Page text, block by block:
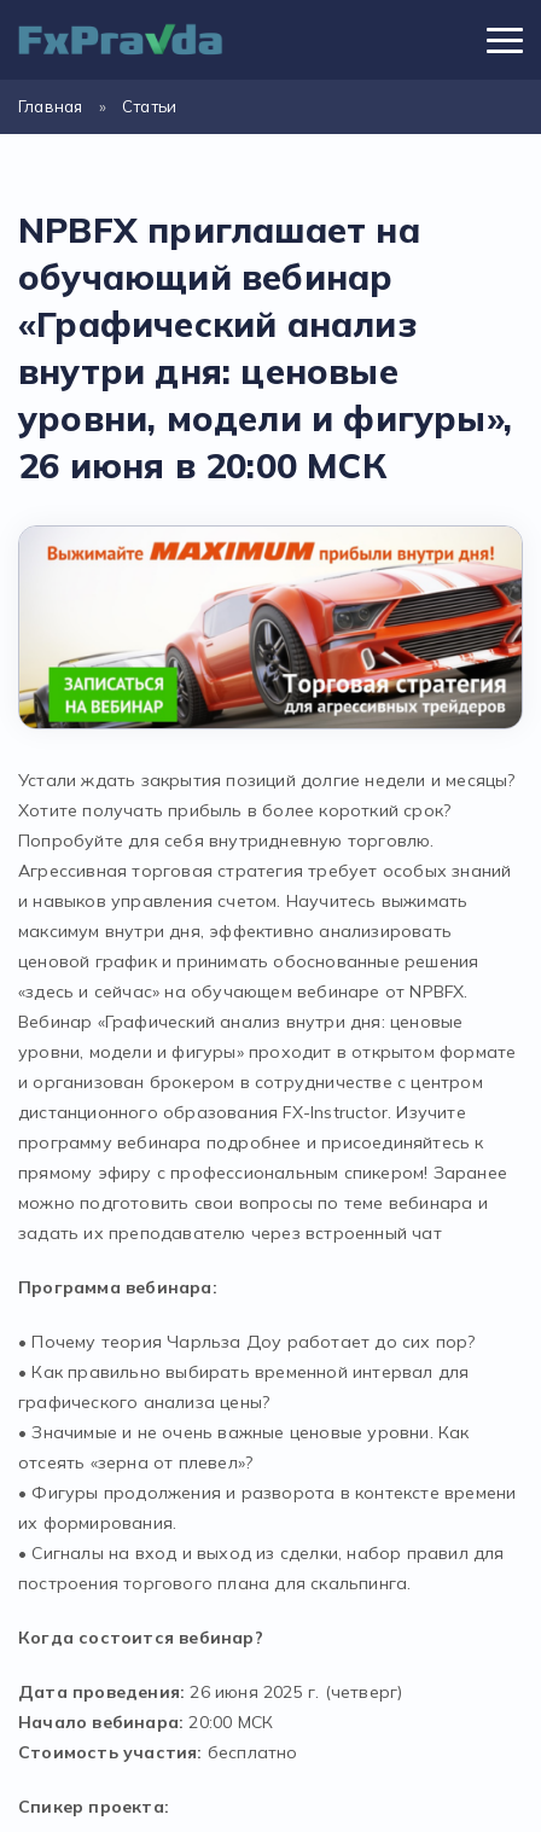
Главная » Статьи
NPBFX приглашает на
обучающий вебинар
«Графический анализ
внутри дня: ценовые
уровни, модели и фигуры»,
26 июня в 20:00 МСК
Устали ждать закрытия позиций долгие недели и месяцы?
Хотите получать прибыль в более короткий срок?
Попробуйте для себя внутридневную торговлю.
Агрессивная торговая стратегия требует особых знаний
и навыков управления счетом. Научитесь выжимать
максимум внутри дня, эффективно анализировать
ценовой график и принимать обоснованные решения
«здесь и сейчас» на обучающем вебинаре от NPBFX.
Вебинар «Графический анализ внутри дня: ценовые
уровни, модели и фигуры» проходит в открытом формате
и организован брокером в сотрудничестве с центром
дистанционного образования FX-Instructor. Изучите
программу вебинара подробнее и присоединяйтесь к
прямому эфиру с профессиональным спикером! Заранее
можно подготовить свои вопросы по теме вебинара и
задать их преподавателю через встроенный чат
Программа вебинара:
• Почему теория Чарльза Доу работает до сих пор?
• Как правильно выбирать временной интервал для
графического анализа цены?
• Значимые и не очень важные ценовые уровни. Как
отсеять «зерна от плевел»?
• Фигуры продолжения и разворота в контексте времени
их формирования.
• Сигналы на вход и выход из сделки, набор правил для
построения торгового плана для скальпинга.
Когда состоится вебинар?
Дата проведения: 26 июня 2025 г. (четверг)
Начало вебинара: 20:00 МСК
Стоимость участия: бесплатно
Спикер проекта: